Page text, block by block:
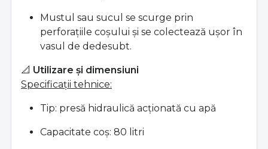
Mustul sau sucul se scurge prin
perforațiile coșului și se colectează ușor în
vasul de dedesubt.
📐 Utilizare și dimensiuni
Specificații tehnice:
Tip: presă hidraulică acționată cu apă
Capacitate coș: 80 litri